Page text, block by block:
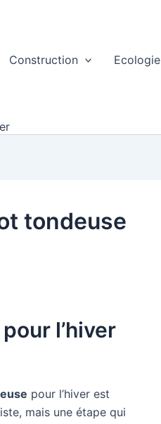
Construction
Ecologie
tondeuse
l’hiver
pour l’hiver est
mais une étape qui